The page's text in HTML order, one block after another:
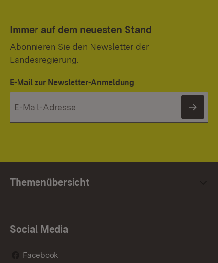
Immer auf dem neuesten Stand
Abonnieren Sie den Newsletter der
Landesregierung.
E-Mail zur Newsletter-Anmeldung
Themenübersicht
Social Media
Facebook